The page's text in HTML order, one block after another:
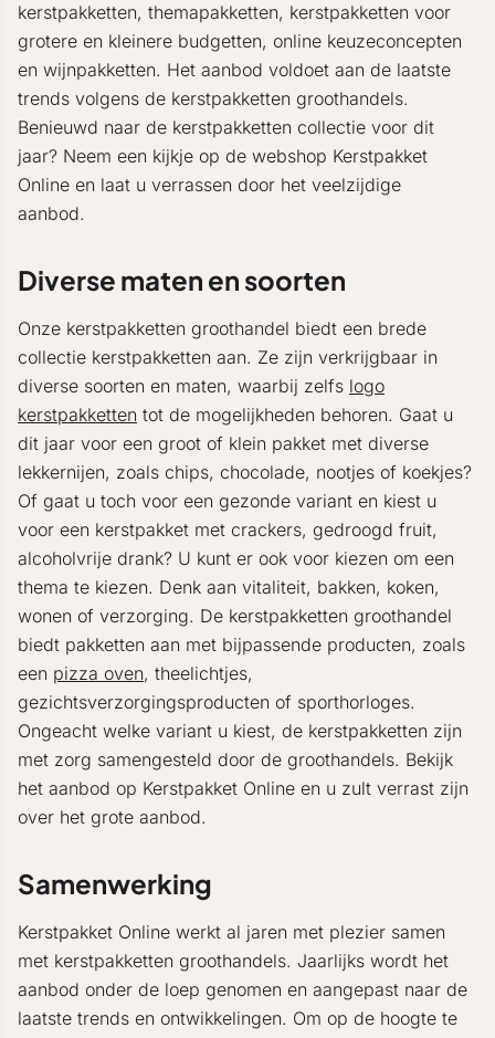
kerstpakketten, themapakketten, kerstpakketten voor
grotere en kleinere budgetten, online keuzeconcepten
en wijnpakketten. Het aanbod voldoet aan de laatste
trends volgens de kerstpakketten groothandels.
Benieuwd naar de kerstpakketten collectie voor dit
jaar? Neem een kijkje op de webshop Kerstpakket
Online en laat u verrassen door het veelzijdige
aanbod.
Diverse maten en soorten
Onze kerstpakketten groothandel biedt een brede
collectie kerstpakketten aan. Ze zijn verkrijgbaar in
diverse soorten en maten, waarbij zelfs logo
kerstpakketten tot de mogelijkheden behoren. Gaat u
dit jaar voor een groot of klein pakket met diverse
lekkernijen, zoals chips, chocolade, nootjes of koekjes?
Of gaat u toch voor een gezonde variant en kiest u
voor een kerstpakket met crackers, gedroogd fruit,
alcoholvrije drank? U kunt er ook voor kiezen om een
thema te kiezen. Denk aan vitaliteit, bakken, koken,
wonen of verzorging. De kerstpakketten groothandel
biedt pakketten aan met bijpassende producten, zoals
een pizza oven, theelichtjes,
gezichtsverzorgingsproducten of sporthorloges.
Ongeacht welke variant u kiest, de kerstpakketten zijn
met zorg samengesteld door de groothandels. Bekijk
het aanbod op Kerstpakket Online en u zult verrast zijn
over het grote aanbod.
Samenwerking
Kerstpakket Online werkt al jaren met plezier samen
met kerstpakketten groothandels. Jaarlijks wordt het
aanbod onder de loep genomen en aangepast naar de
laatste trends en ontwikkelingen. Om op de hoogte te